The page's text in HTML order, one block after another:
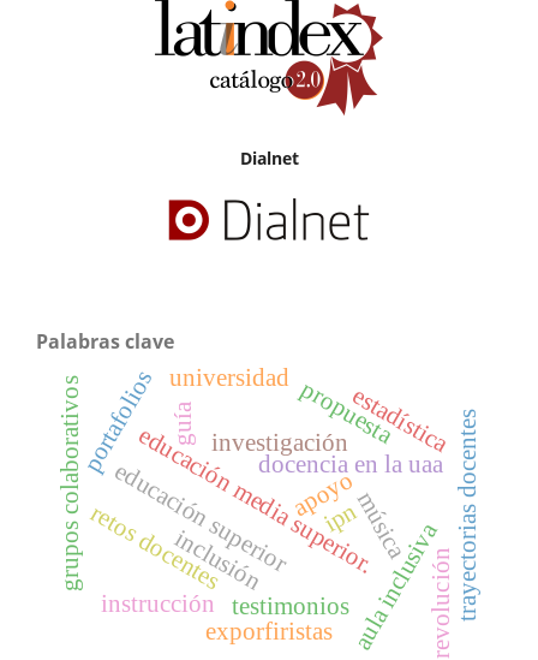
Dialnet
Palabras clave
educación superior
educación media superior.
aula inclusiva
inclusión
guía
apoyo
docencia en la uaa trayectorias docentes
testimonios
investigación
retos docentes
grupos colaborativos estadística
portafolios propuesta
revolución
exporfiristas
instrucción
música
universidad
ipn